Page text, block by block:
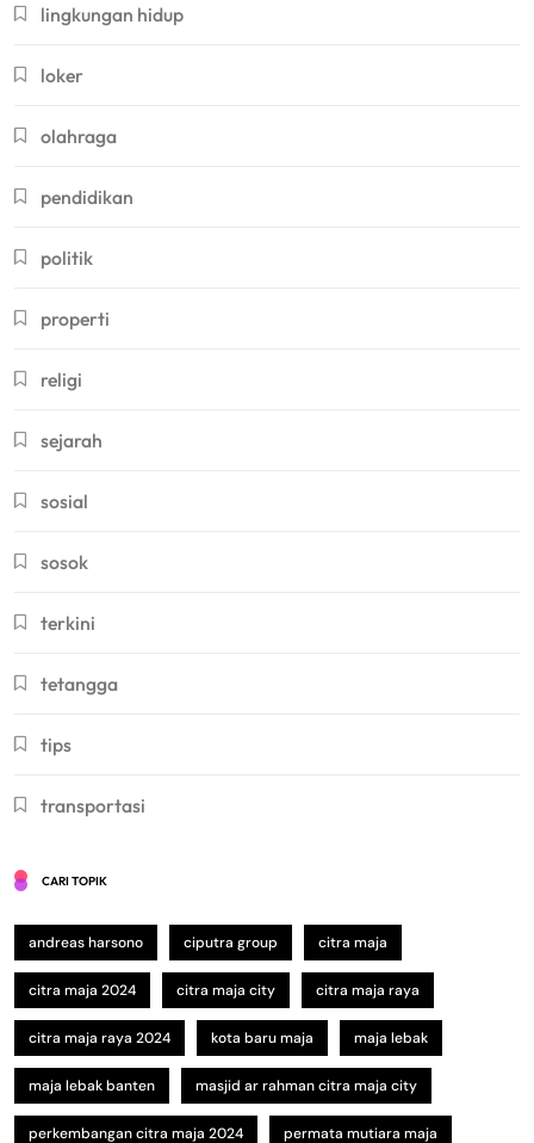
lingkungan hidup
loker
olahraga
pendidikan
politik
properti
religi
sejarah
sosial
sosok
terkini
tetangga
tips
transportasi
CARI TOPIK
andreas harsono ciputra group citra maja
citra maja 2024 citra maja city citra maja raya
citra maja raya 2024 kota baru maja maja lebak
maja lebak banten masjid ar rahman citra maja city
perkembangan citra maja 2024 permata mutiara maja